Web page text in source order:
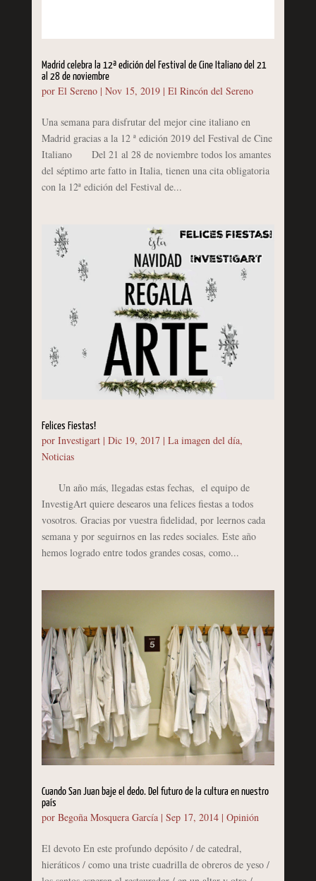
Madrid celebra la 12ª edición del Festival de Cine Italiano del 21
al 28 de noviembre
por El Sereno| Nov 15, 2019| El Rincón del Sereno
Una semana para disfrutar del mejor cine italiano en
Madrid gracias a la 12 ª edición 2019 del Festival de Cine
Italiano Del 21 al 28 de noviembre todos los amantes
del séptimo arte fatto in Italia, tienen una cita obligatoria
con la 12ª edición del Festival de...
Felices Fiestas!
por Investigart| Dic 19, 2017| La imagen del día,
Noticias
Un año más, llegadas estas fechas, el equipo de
InvestigArt quiere desearos una felices fiestas a todos
vosotros. Gracias por vuestra fidelidad, por leernos cada
semana y por seguirnos en las redes sociales. Este año
hemos logrado entre todos grandes cosas, como...
Cuando San Juan baje el dedo. Del futuro de la cultura en nuestro
país
por Begoña Mosquera García| Sep 17, 2014| Opinión
El devoto En este profundo depósito / de catedral,
hieráticos / como una triste cuadrilla de obreros de yeso /